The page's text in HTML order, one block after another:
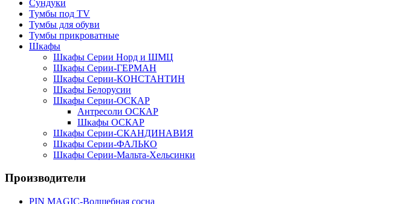
Сундуки
Тумбы под TV
Тумбы для обуви
Тумбы прикроватные
Шкафы
Шкафы Серии Норд и ШМЦ
Шкафы Серии-ГЕРМАН
Шкафы Серии-КОНСТАНТИН
Шкафы Белорусии
Шкафы Серии-ОСКАР
Антресоли ОСКАР
Шкафы ОСКАР
Шкафы Серии-СКАНДИНАВИЯ
Шкафы Серии-ФАЛЬКО
Шкафы Серии-Мальта-Хельсинки
Производители
PIN MAGIС-Волшебная сосна